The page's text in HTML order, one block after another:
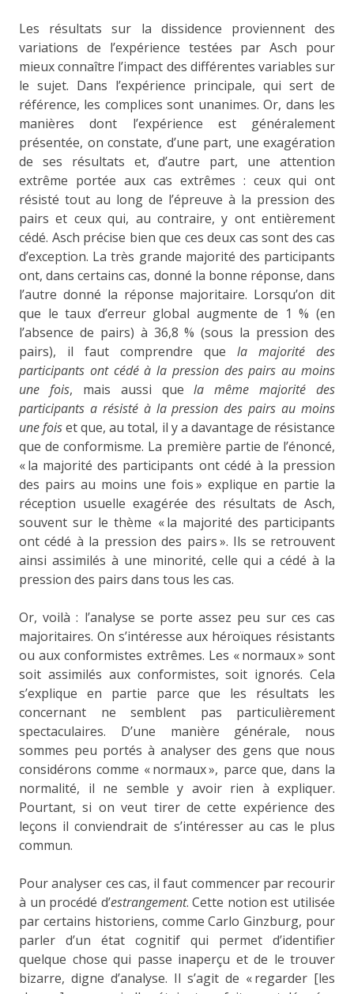
Les résultats sur la dissidence proviennent des
variations de l’expérience testées par Asch pour
mieux connaître l’impact des différentes variables sur
le sujet. Dans l’expérience principale, qui sert de
référence, les complices sont unanimes. Or, dans les
manières dont l’expérience est généralement
présentée, on constate, d’une part, une exagération
de ses résultats et, d’autre part, une attention
extrême portée aux cas extrêmes : ceux qui ont
résisté tout au long de l’épreuve à la pression des
pairs et ceux qui, au contraire, y ont entièrement
cédé. Asch précise bien que ces deux cas sont des cas
d’exception. La très grande majorité des participants
ont, dans certains cas, donné la bonne réponse, dans
l’autre donné la réponse majoritaire. Lorsqu’on dit
que le taux d’erreur global augmente de 1 % (en
l’absence de pairs) à 36,8 % (sous la pression des
pairs), il faut comprendre que la majorité des
participants ont cédé à la pression des pairs au moins
une fois, mais aussi quela même majorité des
participants a résisté à la pression des pairs au moins
une foiset que, au total, il y a davantage de résistance
que de conformisme. La première partie de l’énoncé,
« la majorité des participants ont cédé à la pression
des pairs au moins une fois » explique en partie la
réception usuelle exagérée des résultats de Asch,
souvent sur le thème « la majorité des participants
ont cédé à la pression des pairs ». Ils se retrouvent
ainsi assimilés à une minorité, celle qui a cédé à la
pression des pairs dans tous les cas.
Or, voilà : l’analyse se porte assez peu sur ces cas
majoritaires. On s’intéresse aux héroïques résistants
ou aux conformistes extrêmes. Les « normaux » sont
soit assimilés aux conformistes, soit ignorés. Cela
s’explique en partie parce que les résultats les
concernant ne semblent pas particulièrement
spectaculaires. D’une manière générale, nous
sommes peu portés à analyser des gens que nous
considérons comme « normaux », parce que, dans la
normalité, il ne semble y avoir rien à expliquer.
Pourtant, si on veut tirer de cette expérience des
leçons il conviendrait de s’intéresser au cas le plus
commun.
Pour analyser ces cas, il faut commencer par recourir
à un procédé d’estrangement. Cette notion est utilisée
par certains historiens, comme Carlo Ginzburg, pour
parler d’un état cognitif qui permet d’identifier
quelque chose qui passe inaperçu et de le trouver
bizarre, digne d’analyse. Il s’agit de « regarder [les